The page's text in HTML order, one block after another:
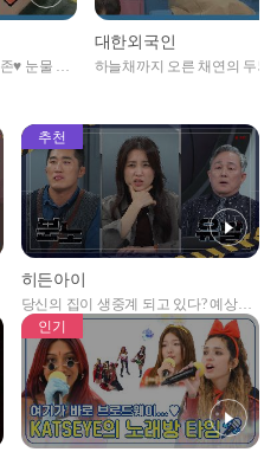
♥ 눈물 바
대한외국인
하늘채까지 오른 채연의 두뇌
추천
히든아이
당신의 집이 생중계 되고 있다? 예상치
못한 곳에서 일어나는 불법촬영 범죄!
인기